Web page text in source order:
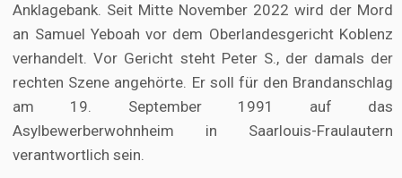
Anklagebank. Seit Mitte November 2022 wird der Mord
an Samuel Yeboah vor dem Oberlandesgericht Koblenz
verhandelt. Vor Gericht steht Peter S., der damals der
rechten Szene angehörte. Er soll für den Brandanschlag
am 19. September 1991 auf das
Asylbewerberwohnheim in Saarlouis-Fraulautern
verantwortlich sein.